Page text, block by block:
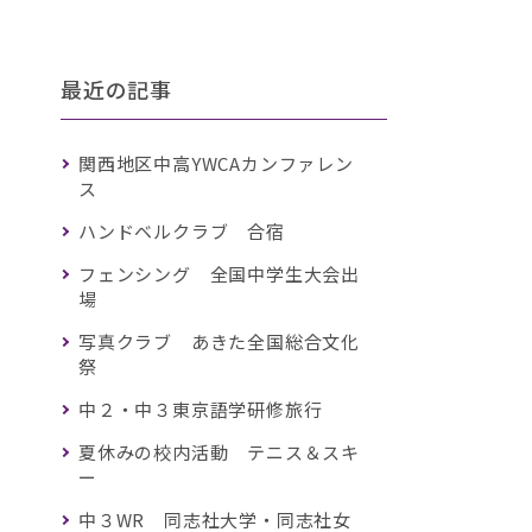
最近の記事
関西地区中高YWCAカンファレン
ス
ハンドベルクラブ 合宿
フェンシング 全国中学生大会出
場
写真クラブ あきた全国総合文化
祭
中２・中３東京語学研修旅行
夏休みの校内活動 テニス＆スキ
ー
中３WR 同志社大学・同志社女